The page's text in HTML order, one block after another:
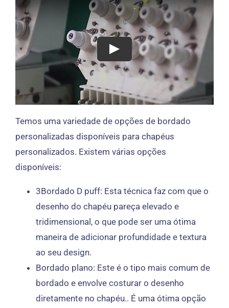
Temos uma variedade de opções de bordado
personalizadas disponíveis para chapéus
personalizados. Existem várias opções
disponíveis:
3Bordado D puff: Esta técnica faz com que o
desenho do chapéu pareça elevado e
tridimensional, o que pode ser uma ótima
maneira de adicionar profundidade e textura
ao seu design.
Bordado plano: Este é o tipo mais comum de
bordado e envolve costurar o desenho
diretamente no chapéu.. É uma ótima opção